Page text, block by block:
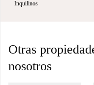
Inquilinos
Otras
nosotros